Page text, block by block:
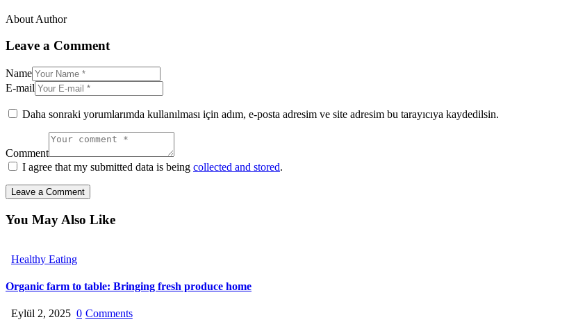
About Author
Leave a Comment
Name
E-mail
Daha sonraki yorumlarımda kullanılması için adım, e-posta adresim ve site adresim bu tarayıcıya kaydedilsin.
Comment
I agree that my submitted data is being collected and stored.
You May Also Like
Healthy Eating
Organic farm to table: Bringing fresh produce home
Eylül 2, 2025 0 Comments